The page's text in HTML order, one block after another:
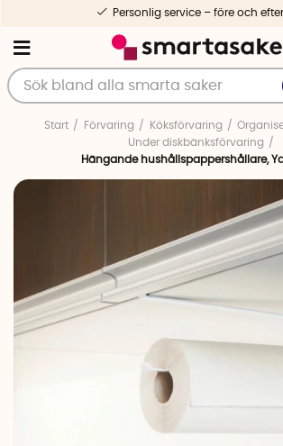
Personlig service – före och
Start Förvaring Köksförvaring
Under diskbänksförvaring
Hängande hushållspappershållare,